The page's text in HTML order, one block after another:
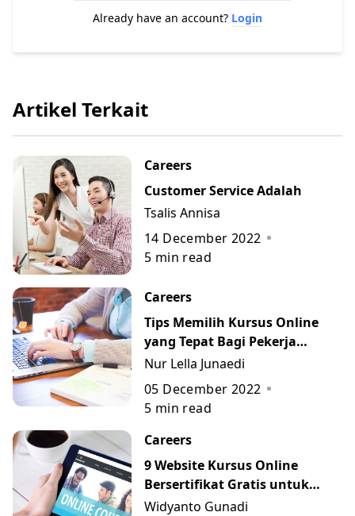
Already have an account? Login
Artikel Terkait
Careers
Customer Service Adalah
Tsalis Annisa
14 December 2022
5 min read
Careers
Tips Memilih Kursus Online
yang Tepat Bagi Pekerja
Profesional
Nur Lella Junaedi
05 December 2022
5 min read
Careers
9 Website Kursus Online
Bersertifikat Gratis untuk
Anda!
Widyanto Gunadi